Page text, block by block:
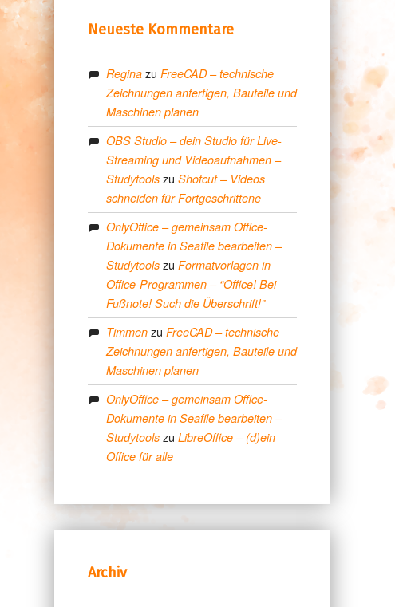
Neueste Kommentare
Regina zuFreeCAD – technische
Zeichnungen anfertigen, Bauteile und
Maschinen planen
OBS Studio – dein Studio für Live-
Streaming und Videoaufnahmen –
Studytools zuShotcut – Videos
schneiden für Fortgeschrittene
OnlyOffice – gemeinsam Office-
Dokumente in Seafile bearbeiten –
Studytools zuFormatvorlagen in
Office-Programmen – “Office! Bei
Fußnote! Such die Überschrift!”
Timmen zuFreeCAD – technische
Zeichnungen anfertigen, Bauteile und
Maschinen planen
OnlyOffice – gemeinsam Office-
Dokumente in Seafile bearbeiten –
Studytools zuLibreOffice – (d)ein
Office für alle
Archiv